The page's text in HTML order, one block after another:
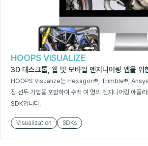
HOOPS VISUALIZE
3D 데스크톱, 웹 및 모바일 엔지니어링 앱을 위
HOOPS Visualize는 Hexagon®, Trimble®,
장 선두 기업을 포함하여 수백 여 명의 엔지니어링 애플
SDK입니다.
Visualization SDKs